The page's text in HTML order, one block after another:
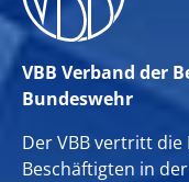
VBB Verband der
Bundeswehr
Der VBB vertritt
Beschäftigten in